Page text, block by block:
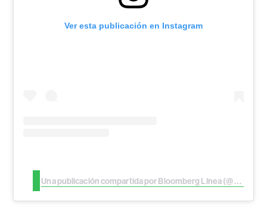
Ver esta publicación en Instagram
Una publicación compartida por Bloomberg Línea (@bloomberglinea)